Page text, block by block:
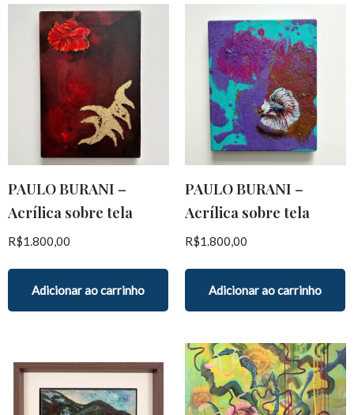
PAULO BURANI –
Acrílica sobre tela
R$1.800,00
Adicionar ao carrinho
PAULO BURANI –
Acrílica sobre tela
R$1.800,00
Adicionar ao carrinho